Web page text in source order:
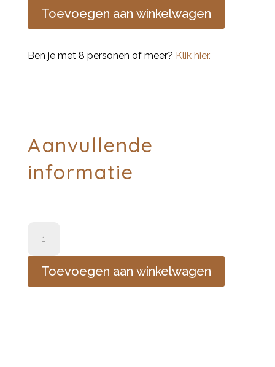
aantalToevoegen aan winkelwagen
Ben je met 8 personen of meer? Klik hier.
Aanvullende
informatie
aantalToevoegen aan winkelwagen